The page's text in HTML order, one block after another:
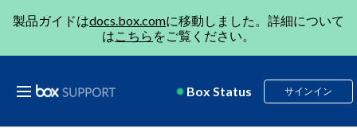
製品ガイドはdocs.box.comに移動しました。詳細について
はこちら をご覧ください。
Box Status サインイン